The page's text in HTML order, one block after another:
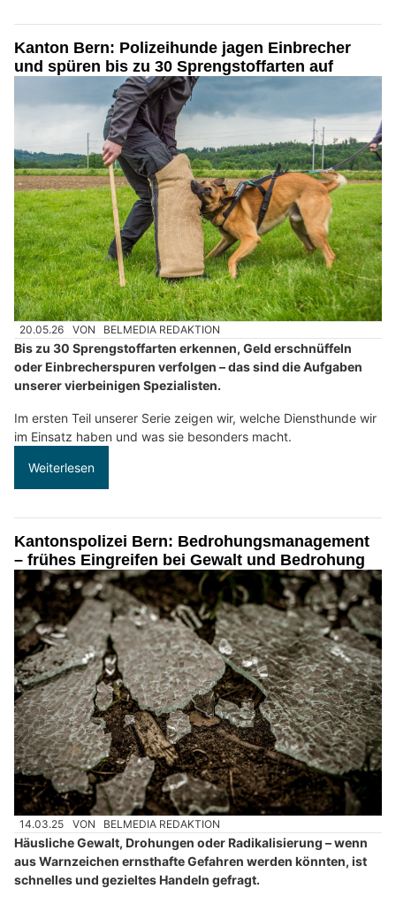
Kanton Bern: Polizeihunde jagen Einbrecher
und spüren bis zu 30 Sprengstoffarten auf
20.05.26 VON BELMEDIA REDAKTION
Bis zu 30 Sprengstoffarten erkennen, Geld erschnüffeln
oder Einbrecherspuren verfolgen – das sind die Aufgaben
unserer vierbeinigen Spezialisten.
Im ersten Teil unserer Serie zeigen wir, welche Diensthunde wir
im Einsatz haben und was sie besonders macht.
Weiterlesen
Kantonspolizei Bern: Bedrohungsmanagement
– frühes Eingreifen bei Gewalt und Bedrohung
14.03.25 VON BELMEDIA REDAKTION
Häusliche Gewalt, Drohungen oder Radikalisierung – wenn
aus Warnzeichen ernsthafte Gefahren werden könnten, ist
schnelles und gezieltes Handeln gefragt.